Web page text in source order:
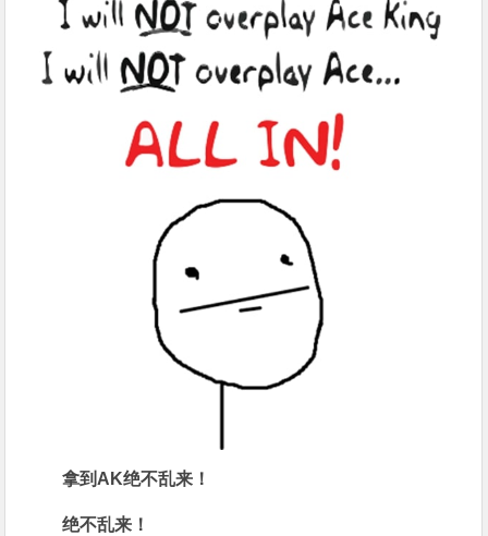
拿到AK绝不乱来！
绝不乱来！